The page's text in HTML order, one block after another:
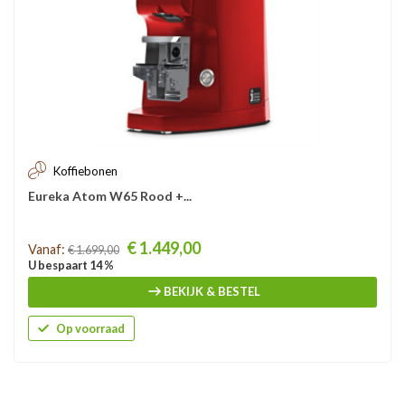
Koffiebonen
Eureka Atom W65 Rood +...
Prijs
Vanaf: € 1.699,00 € 1.449,00
U bespaart 14 %
BEKIJK & BESTEL
Op voorraad